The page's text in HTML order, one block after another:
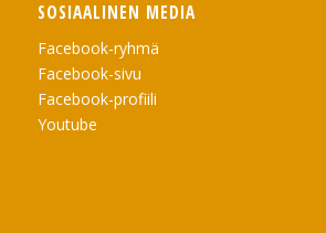
SOSIAALINEN MEDIA
Facebook-ryhmä
Facebook-sivu
Facebook-profiili
Youtube